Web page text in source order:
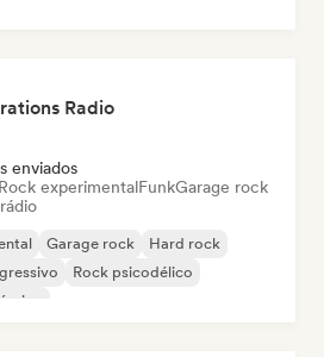
Radio
enviados
Rock experimentalFunkGarage rock
Garage rock
Hard rock
Rock psicodélico